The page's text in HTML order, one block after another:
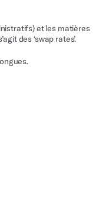
et les matières
des ‘swap rates’.